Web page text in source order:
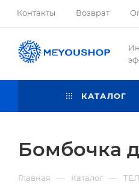
Контакты Возврат
КАТАЛОГ
Бомбочка
Главная — Каталог —